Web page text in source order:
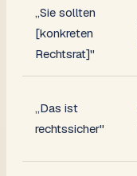
„Sie sollten
[konkreten
Rechtsrat]"
„Das ist
rechtssicher"